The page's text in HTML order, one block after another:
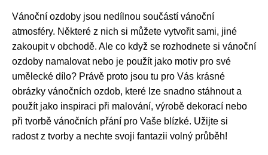
Vánoční ozdoby jsou nedílnou součástí vánoční
atmosféry. Některé z nich si můžete vytvořit sami, jiné
zakoupit v obchodě. Ale co když se rozhodnete si vánoční
ozdoby namalovat nebo je použít jako motiv pro své
umělecké dílo? Právě proto jsou tu pro Vás krásné
obrázky vánočních ozdob, které lze snadno stáhnout a
použít jako inspiraci při malování, výrobě dekorací nebo
při tvorbě vánočních přání pro Vaše blízké. Užijte si
radost z tvorby a nechte svoji fantazii volný průběh!